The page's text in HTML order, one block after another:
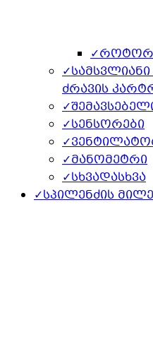
✓
✓
ძრავის
✓
✓სენსორები
✓
✓მანომეტრი
✓სხვადასხვა
✓სპილენძის